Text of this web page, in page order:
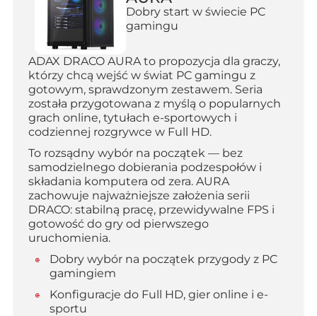
Dobry start w świecie PC
gamingu
ADAX DRACO AURA to propozycja dla graczy,
którzy chcą wejść w świat PC gamingu z
gotowym, sprawdzonym zestawem. Seria
została przygotowana z myślą o popularnych
grach online, tytułach e-sportowych i
codziennej rozgrywce w Full HD.
To rozsądny wybór na początek — bez
samodzielnego dobierania podzespołów i
składania komputera od zera. AURA
zachowuje najważniejsze założenia serii
DRACO: stabilną pracę, przewidywalne FPS i
gotowość do gry od pierwszego
uruchomienia.
Dobry wybór na początek przygody z PC
gamingiem
Konfiguracje do Full HD, gier online i e-
sportu